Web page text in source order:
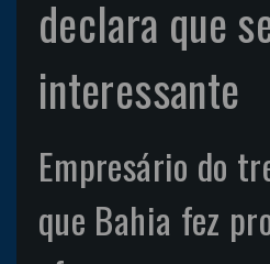
declara que
interessante
Empresário do
que Bahia fez